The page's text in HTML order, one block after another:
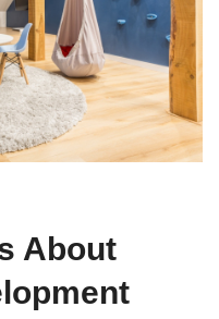
About